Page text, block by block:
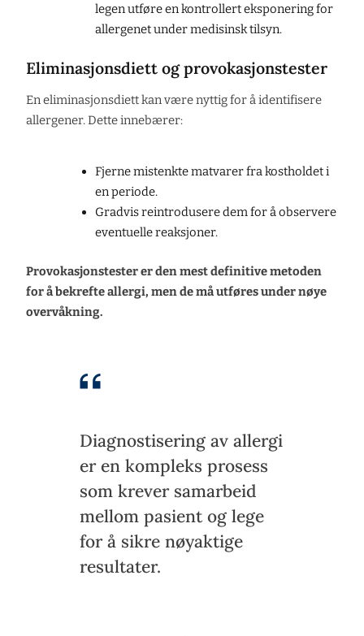
legen utføre en kontrollert eksponering for
allergenet under medisinsk tilsyn.
Eliminasjonsdiett og provokasjonstester
En eliminasjonsdiett kan være nyttig for å identifisere
allergener. Dette innebærer:
Fjerne mistenkte matvarer fra kostholdet i
en periode.
Gradvis reintrodusere dem for å observere
eventuelle reaksjoner.
Provokasjonstester er den mest definitive metoden
for å bekrefte allergi, men de må utføres under nøye
overvåkning.
Diagnostisering av allergi
er en kompleks prosess
som krever samarbeid
mellom pasient og lege
for å sikre nøyaktige
resultater.